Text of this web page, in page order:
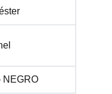
NEGRO